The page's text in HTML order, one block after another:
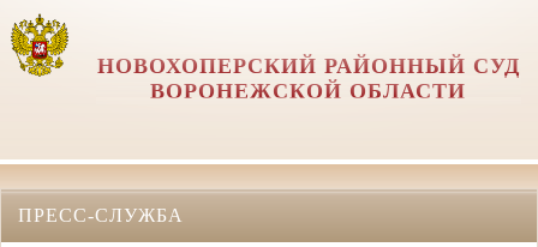
НОВОХОПЕРСКИЙ РАЙОННЫЙ СУД
ВОРОНЕЖСКОЙ ОБЛАСТИ
ПРЕСС-СЛУЖБА